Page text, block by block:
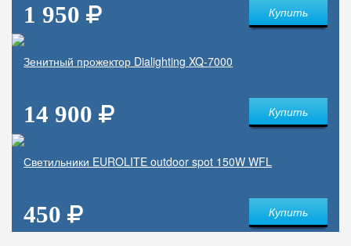
1 950 Купить
Зенитный прожектор Dialighting XQ-7000
14 900 Купить
Светильники EUROLITE outdoor spot 150W WFL
450 Купить